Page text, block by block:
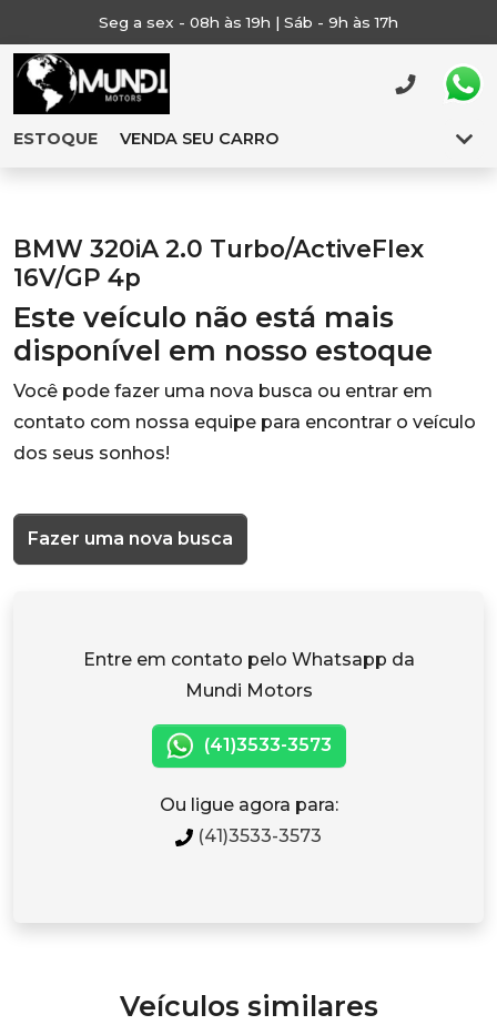
Seg a sex - 08h às 19h | Sáb - 9h às 17h
ESTOQUE VENDA SEU CARRO
BMW 320iA 2.0 Turbo/ActiveFlex
16V/GP 4p
Este veículo não está mais
disponível em nosso estoque
Você pode fazer uma nova busca ou entrar em
contato com nossa equipe para encontrar o veículo
dos seus sonhos!
Fazer uma nova busca
Entre em contato pelo Whatsapp da
Mundi Motors
(41)3533-3573
Ou ligue agora para:
(41)3533-3573
Veículos similares